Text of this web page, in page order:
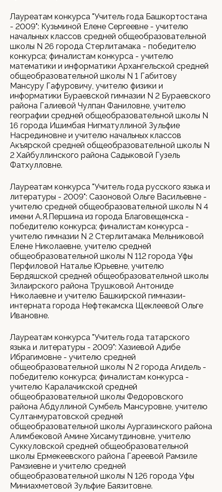
Лауреатам конкурса "Учитель года Башкортостана
- 2009": Кузьминой Елене Сергеевне - учителю
начальных классов средней общеобразовательной
школы N 26 города Стерлитамака - победителю
конкурса; финалистам конкурса - учителю
математики и информатики Архангельской средней
общеобразовательной школы N 1 Габитову
Мансуру Гафуровичу, учителю физики и
информатики Бураевской гимназии N 2 Бураевского
района Галиевой Чулпан Фаниловне, учителю
географии средней общеобразовательной школы N
16 города Ишимбая Нигматуллиной Зульфие
Насрединовне и учителю начальных классов
Акъярской средней общеобразовательной школы N
2 Хайбуллинского района Садыковой Гузель
Фатхулловне.
Лауреатам конкурса "Учитель года русского языка и
литературы - 2009": Сазоновой Ольге Васильевне -
учителю средней общеобразовательной школы N 4
имени А.Я.Першина из города Благовещенска -
победителю конкурса; финалистам конкурса -
учителю гимназии N 2 Стерлитамака Мельниковой
Елене Николаевне, учителю средней
общеобразовательной школы N 112 города Уфы
Перфиловой Наталье Юрьевне, учителю
Бердяшской средней общеобразовательной школы
Зилаирского района Трушковой Антониде
Николаевне и учителю Башкирской гимназии-
интерната города Нефтекамска Щеклеевой Ольге
Ивановне.
Лауреатам конкурса "Учитель года татарского
языка и литературы - 2009": Хазиевой Адибе
Ибрагимовне - учителю средней
общеобразовательной школы N 2 города Агидель -
победителю конкурса; финалистам конкурса -
учителю Каралачикской средней
общеобразовательной школы Федоровского
района Абдуллиной Сумбель Мансуровне, учителю
Султанмуратовской средней
общеобразовательной школы Аургазинского района
Алимбековой Амине Хисамутдиновне, учителю
Суккуловской средней общеобразовательной
школы Ермекеевского района Гареевой Рамзиле
Рамзиевне и учителю средней
общеобразовательной школы N 126 города Уфы
Миниахметовой Зульфие Баязитовне.